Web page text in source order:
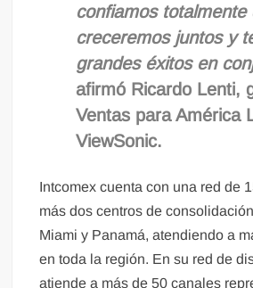
confiamos totalmente
creceremos juntos y
grandes éxitos en
afirmó Ricardo Lenti,
Ventas para América
ViewSonic.
Intcomex cuenta con una red de
más dos centros de
Miami y Panamá, atendiendo a
en toda la región. En su red de
atiende a más de 50 canales